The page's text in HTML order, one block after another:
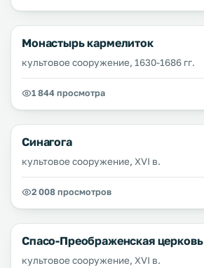
Монастырь кармелиток
культовое сооружение, 1630-1686 гг.
1 844 просмотра
Синагога
культовое сооружение, XVI в.
2 008 просмотров
Спасо-Преображенская церковь
культовое сооружение, XVI в.